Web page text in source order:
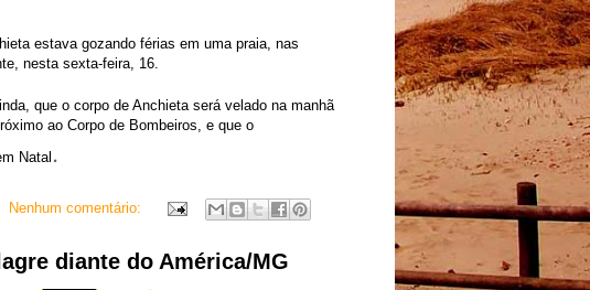
estava gozando férias em uma praia, nas
nesta sexta-feira, 16.
que o corpo de Anchieta será velado na manhã
ao Corpo de Bombeiros, e que o
Natal .
Nenhum comentário:
diante do América/MG